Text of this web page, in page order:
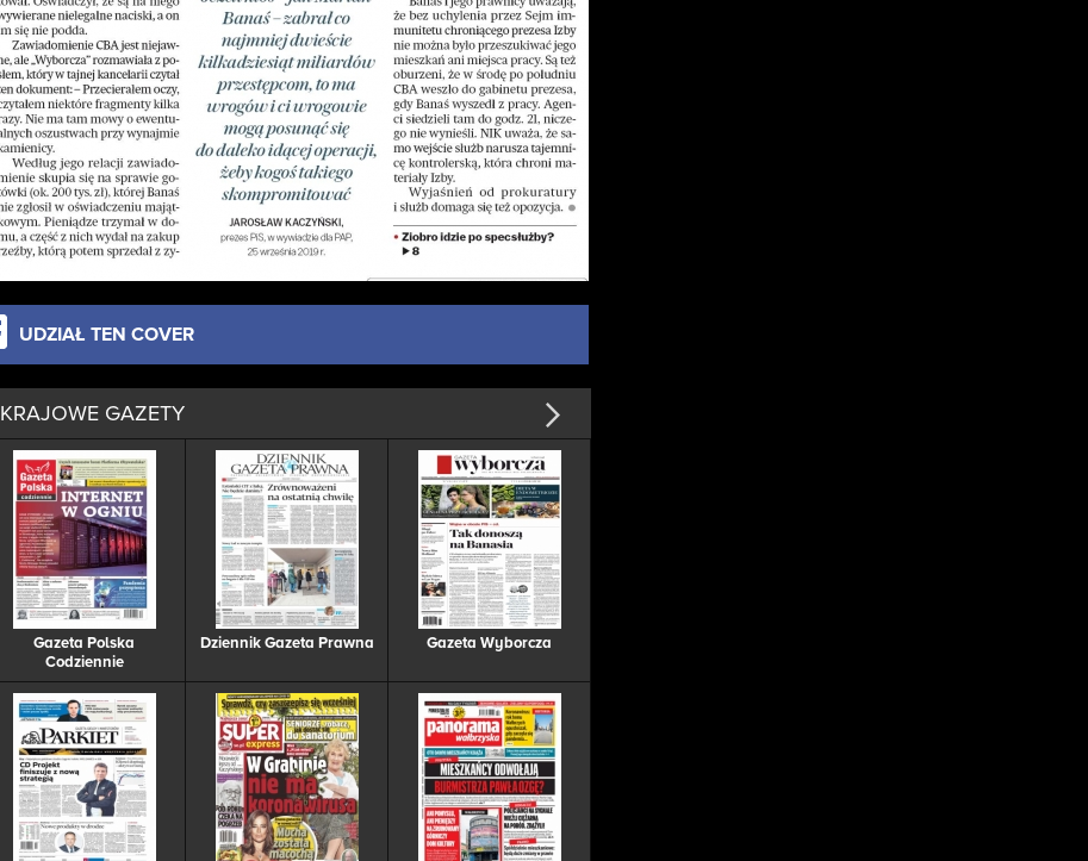
UDZIAŁ TEN COVER
KRAJOWE GAZETY
Gazeta Polska
Codziennie
Dziennik Gazeta Prawna Gazeta Wyborcza